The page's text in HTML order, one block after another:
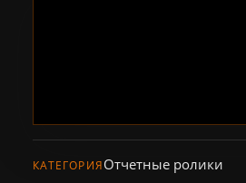
КАТЕГОРИЯОтчетные ролики